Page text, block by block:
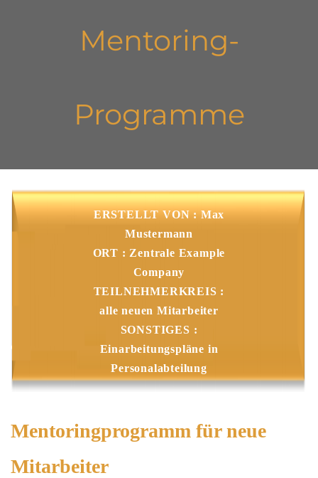
Mentoring-
Programme
ERSTELLT VON : Max
Mustermann
ORT : Zentrale Example
Company
TEILNEHMERKREIS :
alle neuen Mitarbeiter
SONSTIGES :
Einarbeitungspläne in
Personalabteilung
Mentoringprogramm für neue
Mitarbeiter